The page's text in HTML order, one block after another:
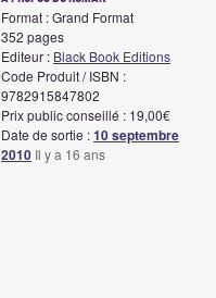
Format : Grand Format
352 pages
Editeur : Black Book Editions
Code Produit / ISBN :
9782915847802
Prix public conseillé : 19,00€
Date de sortie :10 septembre
2010 Il y a 16 ans